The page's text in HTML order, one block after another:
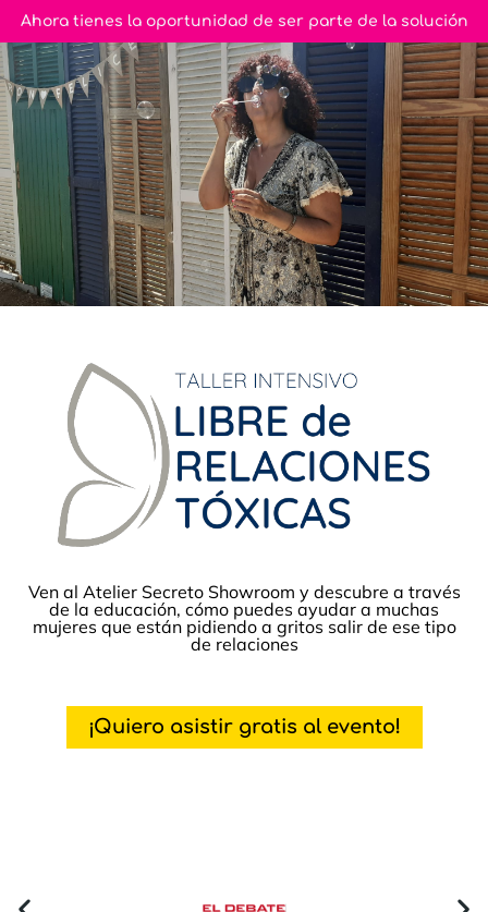
Ahora tienes la oportunidad de ser parte de la solución
Ven al Atelier Secreto Showroom y descubre a través
de la educación, cómo puedes ayudar a muchas
mujeres que están pidiendo a gritos salir de ese tipo
de relaciones
¡Quiero asistir gratis al evento!